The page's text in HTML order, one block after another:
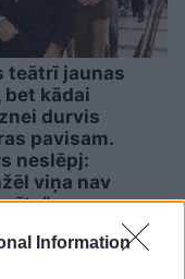
Information
teātrī jaunas
bet kādai
durvis
pavisam.
neslēpj:
viņa nav